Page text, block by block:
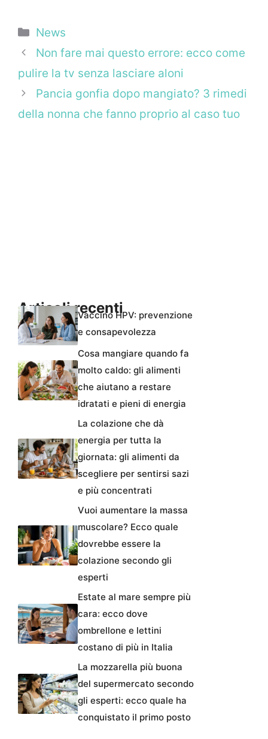
Categorie
News
Non fare mai questo errore: ecco come
pulire la tv senza lasciare aloni
Pancia gonfia dopo mangiato? 3 rimedi
della nonna che fanno proprio al caso tuo
Articoli recentiVaccino HPV: prevenzione
e consapevolezza
Cosa mangiare quando fa
molto caldo: gli alimenti
che aiutano a restare
idratati e pieni di energia
La colazione che dà
energia per tutta la
giornata: gli alimenti da
scegliere per sentirsi sazi
e più concentrati
Vuoi aumentare la massa
muscolare? Ecco quale
dovrebbe essere la
colazione secondo gli
esperti
Estate al mare sempre più
cara: ecco dove
ombrellone e lettini
costano di più in Italia
La mozzarella più buona
del supermercato secondo
gli esperti: ecco quale ha
conquistato il primo posto